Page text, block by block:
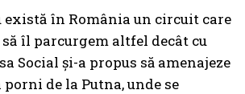
există în România un circuit care
să îl parcurgem altfel decât cu
Social și-a propus să amenajeze
de la Putna, unde se